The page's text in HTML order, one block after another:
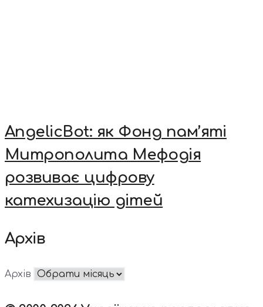
AngelicBot: як Фонд пам’яті
Митрополита Мефодія
розвиває цифрову
катехизацію дітей
Архів
Архів